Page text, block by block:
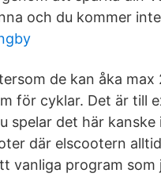
och du kommer
de kan åka
för cyklar. Det är till
spelar det här
där elscootern
vanliga program